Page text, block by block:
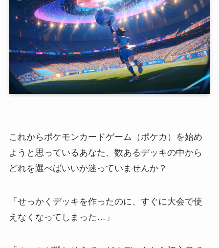
これからポケモンカードゲーム（ポケカ）を始め
ようと思っているあなた、数あるデッキの中から
どれを選べばいいか迷っていませんか？
「せっかくデッキを作ったのに、すぐに大会で使
えなくなってしまった…」